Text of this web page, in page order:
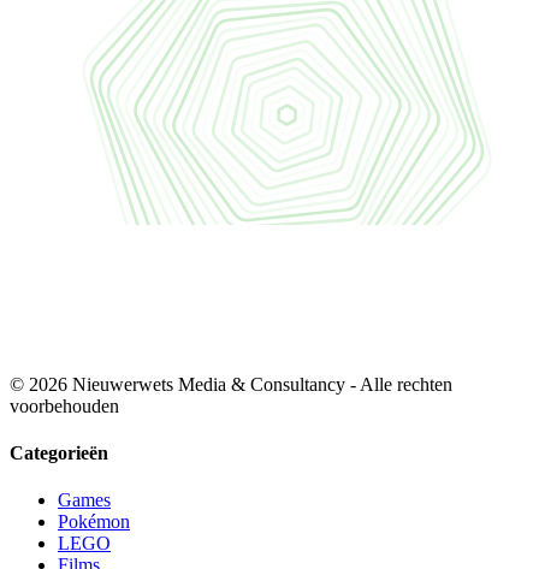
© 2026 Nieuwerwets Media & Consultancy - Alle rechten
voorbehouden
Categorieën
Games
Pokémon
LEGO
Films